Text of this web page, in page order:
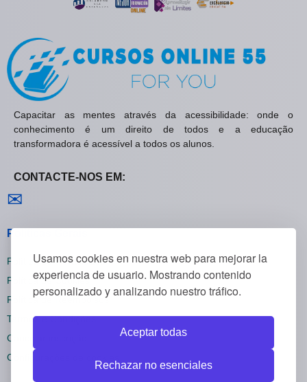
Usamos cookies en nuestra web para mejorar la
experiencia de usuario. Mostrando contenido
personalizado y analizando nuestro tráfico.
Aceptar todas
Rechazar no esenciales
Capacitar as mentes através da acessibilidade: onde o
conhecimento é um direito de todos e a educação
transformadora é acessível a todos os alunos.
CONTACTE-NOS EM:
✉
Políticas Gerais
Política de Privacidade
Política de Cookies
Política de Reembolsos
Termos e Condições
Cancelar inscrição
Configurações de cookies